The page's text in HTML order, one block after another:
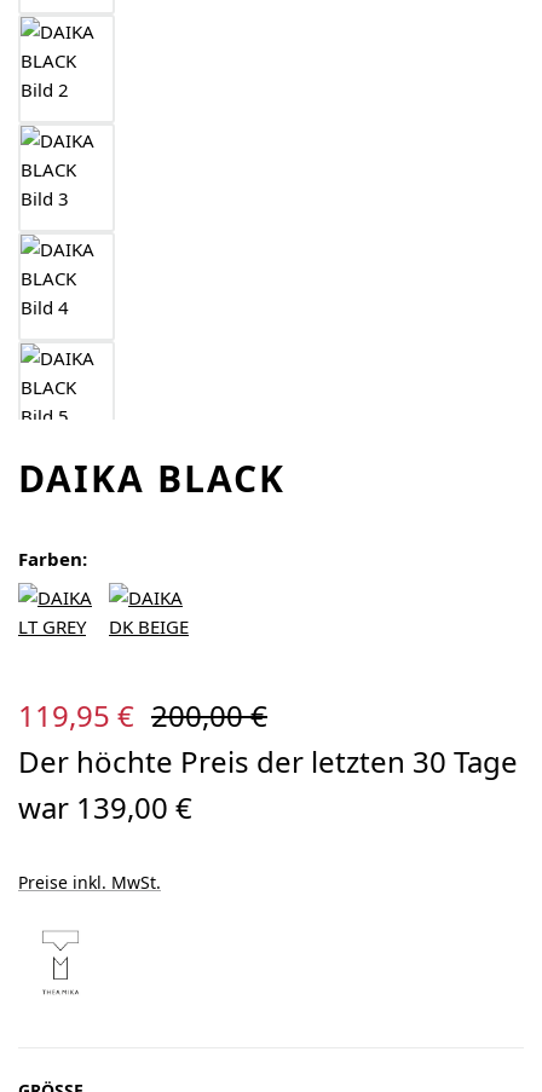
DAIKA BLACK
Farben:
Verkaufspreis:
119,95 € Regulärer Preis:
200,00 €
Der höchte Preis der letzten 30 Tage
war 139,00 €
Preise inkl. MwSt.